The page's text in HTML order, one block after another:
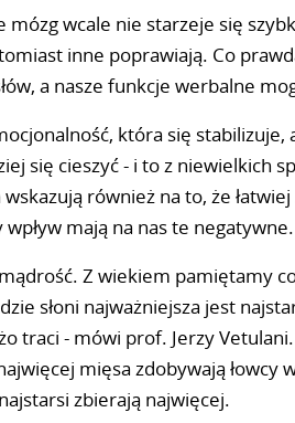
mózg wcale nie starzeje się
inne poprawiają. Co
a nasze funkcje werbalne
która się
się cieszyć - i to z niewielkich
również na to, że
mają na nas te negatywne.
Z wiekiem pamiętamy
słoni najważniejsza jest
traci - mówi prof. Jerzy
mięsa zdobywają łowcy
zbierają najwięcej.